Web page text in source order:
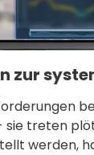
zur
treten
werden,